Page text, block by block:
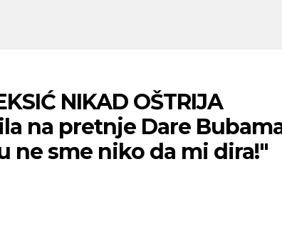
NIKAD OŠTRIJA
na pretnje Dare
ne sme niko da mi dira!"